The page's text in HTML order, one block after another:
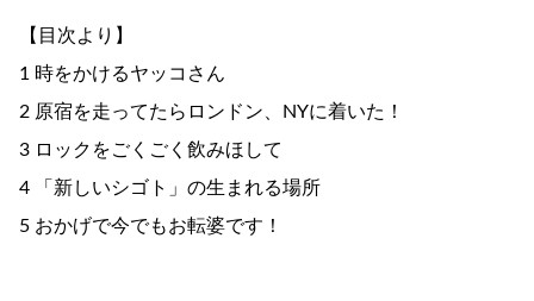
【目次より】
1 時をかけるヤッコさん
2 原宿を走ってたらロンドン、NYに着いた！
3 ロックをごくごく飲みほして
4 「新しいシゴト」の生まれる場所
5 おかげで今でもお転婆です！